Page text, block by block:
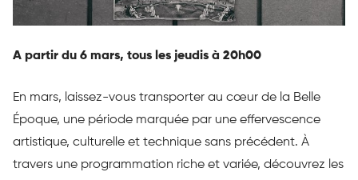
A partir du 6 mars, tous les jeudis à 20h00
En mars, laissez-vous transporter au cœur de la Belle
Époque, une période marquée par une effervescence
artistique, culturelle et technique sans précédent. À
travers une programmation riche et variée, découvrez les